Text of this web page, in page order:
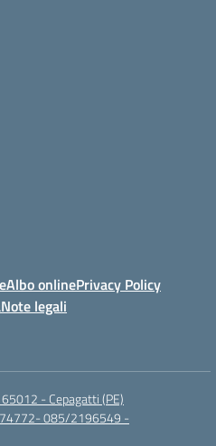
Albo onlinePrivacy Policy
Note legali
- Cepagatti (PE)
085/2196549 -